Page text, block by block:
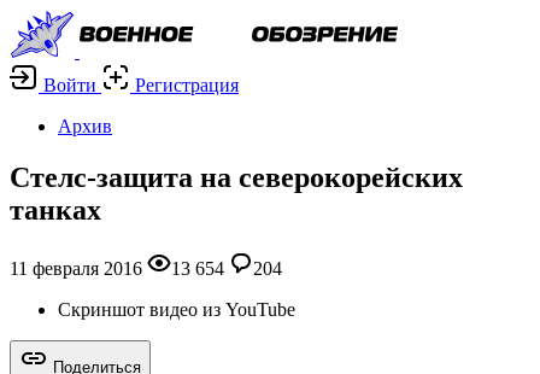
Войти
Регистрация
Архив
Стелс-защита на северокорейских
танках
11 февраля 2016 13 654
204
Скриншот видео из YouTube
Поделиться